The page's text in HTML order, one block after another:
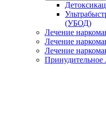
(УБОД)
Лечение
Лечение
Лечение
Принудительное